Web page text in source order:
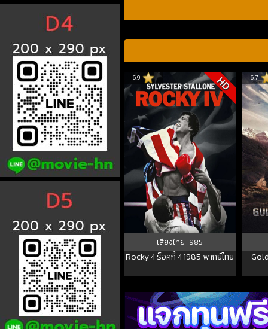
6.9 HD
เสียงไทย1985
Rocky 4 ร็อคกี้ 4 1985 พากย์ไทย
6.7